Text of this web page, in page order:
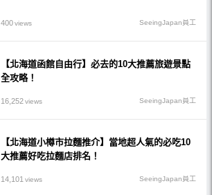
400views SeeingJapan員工
【北海道函館自由行】必去的10大推薦旅遊景點
全攻略！
16,252views SeeingJapan員工
【北海道小樽市拉麵推介】當地超人氣的必吃10
大推薦好吃拉麵店排名！
14,101views SeeingJapan員工